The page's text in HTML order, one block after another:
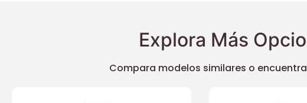
Explora Más
Compara modelos similares o